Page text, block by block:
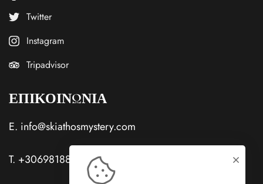
Twitter
Instagram
Tripadvisor
ΕΠΙΚΟΙΝΩΝΙΑ
E. info@skiathosmystery.com
T. +306981885581